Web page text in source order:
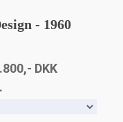
- 1960
DKK